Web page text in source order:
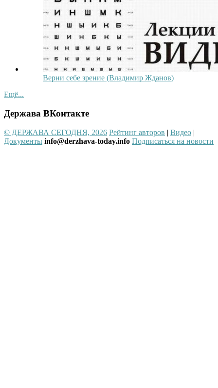
Верни себе зрение (Владимир Жданов)
Ещё...
Держава ВКонтакте
© ДЕРЖАВА СЕГОДНЯ, 2026 Рейтинг авторов | Видео |
Документы info@derzhava-today.info Подписаться на новости